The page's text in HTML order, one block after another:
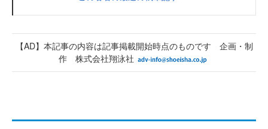
【AD】本記事の内容は記事掲載開始時点のものです 企画・制
作 株式会社翔泳社